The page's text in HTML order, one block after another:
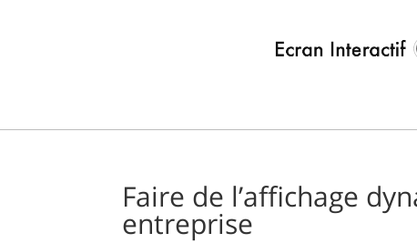
Faire de l’affichage
entreprise